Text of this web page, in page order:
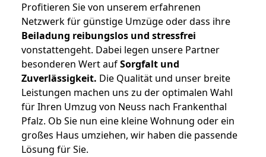
Profitieren Sie von unserem erfahrenen
Netzwerk für günstige Umzüge oder dass ihre
Beiladung reibungslos und stressfrei
vonstattengeht. Dabei legen unsere Partner
besonderen Wert aufSorgfalt und
Zuverlässigkeit. Die Qualität und unser breite
Leistungen machen uns zu der optimalen Wahl
für Ihren Umzug von Neuss nach Frankenthal
Pfalz. Ob Sie nun eine kleine Wohnung oder ein
großes Haus umziehen, wir haben die passende
Lösung für Sie.